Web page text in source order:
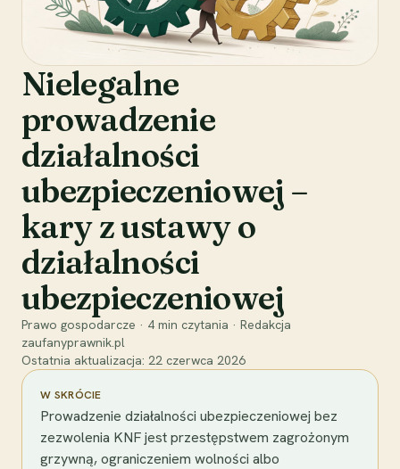
Nielegalne
prowadzenie
działalności
ubezpieczeniowej –
kary z ustawy o
działalności
ubezpieczeniowej
Prawo gospodarcze · 4 min czytania · Redakcja
zaufanyprawnik.pl
Ostatnia aktualizacja: 22 czerwca 2026
W SKRÓCIE
Prowadzenie działalności ubezpieczeniowej bez
zezwolenia KNF jest przestępstwem zagrożonym
grzywną, ograniczeniem wolności albo